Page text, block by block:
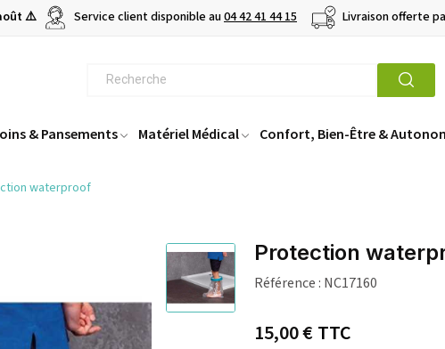
⚠️ Service client disponible au04 42 41 44 15 Livraison offerte
& Pansements Matériel Médical Confort, Bien-Être &
waterproof
Protection
Référence : NC17160
15,00 €TTC